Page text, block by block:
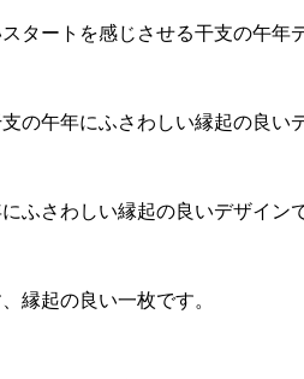
タートを感じさせる干支の午年
の午年にふさわしい縁起の良い
ふさわしい縁起の良いデザインで
縁起の良い一枚です。